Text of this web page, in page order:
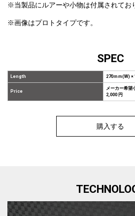
※当製品にルアーや小物は付属されてお
※画像はプロトタイプです。
SPEC
Length 270ｍｍ(W)
Price
メーカー希望
2,000 円
購入する